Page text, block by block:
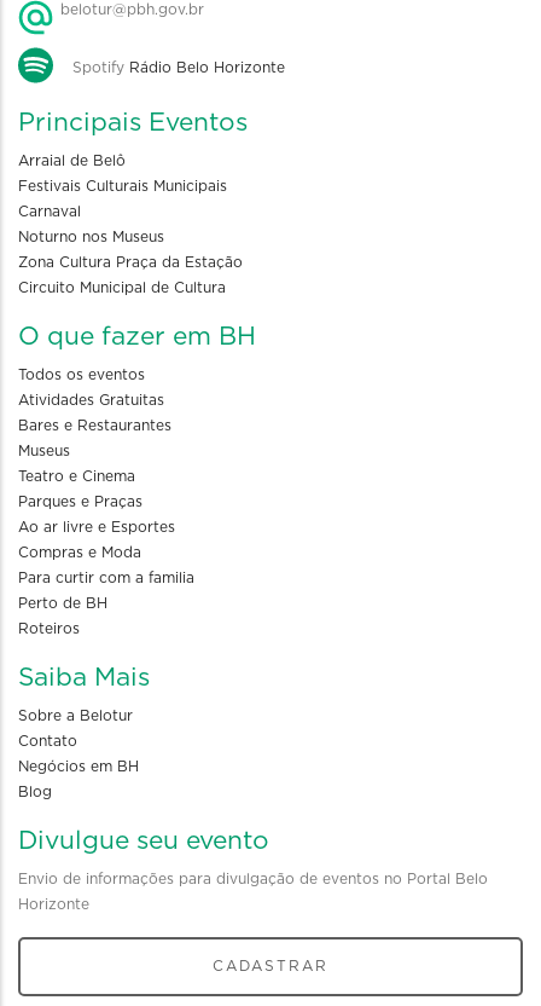
belotur@pbh.gov.br
Spotify Rádio Belo Horizonte
Principais Eventos
Arraial de Belô
Festivais Culturais Municipais
Carnaval
Noturno nos Museus
Zona Cultura Praça da Estação
Circuito Municipal de Cultura
O que fazer em BH
Todos os eventos
Atividades Gratuitas
Bares e Restaurantes
Museus
Teatro e Cinema
Parques e Praças
Ao ar livre e Esportes
Compras e Moda
Para curtir com a familia
Perto de BH
Roteiros
Saiba Mais
Sobre a Belotur
Contato
Negócios em BH
Blog
Divulgue seu evento
Envio de informações para divulgação de eventos no Portal Belo
Horizonte
CADASTRAR